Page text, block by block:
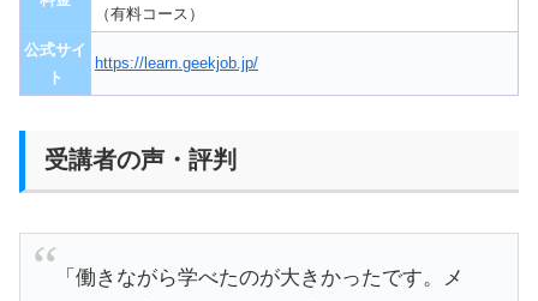
（有料コース）
公式サイ
ト
https://learn.geekjob.jp/
受講者の声・評判
「働きながら学べたのが大きかったです。メ